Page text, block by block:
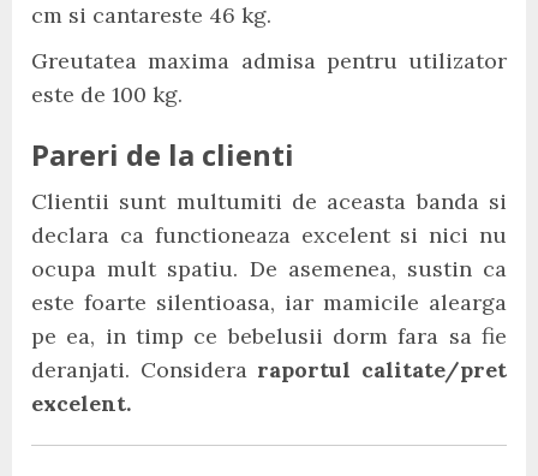
cm si cantareste 46 kg.
Greutatea maxima admisa pentru utilizator
este de 100 kg.
Pareri de la clienti
Clientii sunt multumiti de aceasta banda si
declara ca functioneaza excelent si nici nu
ocupa mult spatiu. De asemenea, sustin ca
este foarte silentioasa, iar mamicile alearga
pe ea, in timp ce bebelusii dorm fara sa fie
deranjati. Considera raportul calitate/pret
excelent.